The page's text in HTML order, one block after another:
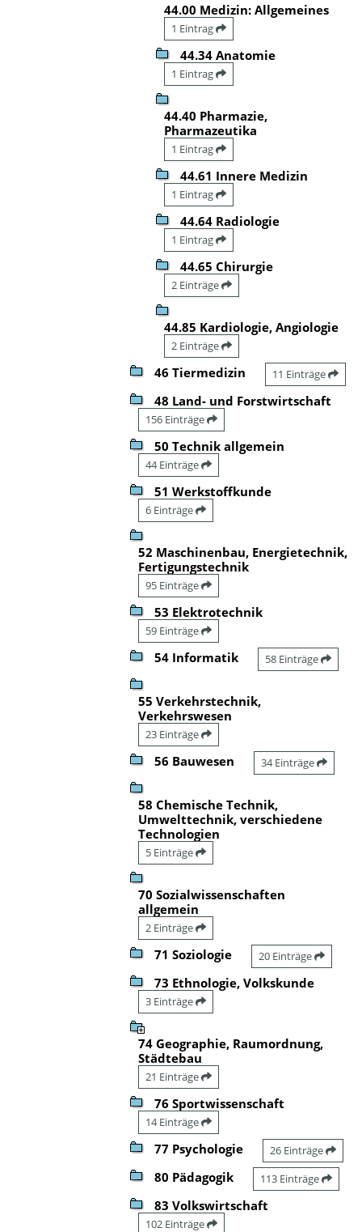
44.00 Medizin: Allgemeines
1 Eintrag
44.34 Anatomie
1 Eintrag
44.40 Pharmazie,
Pharmazeutika
1 Eintrag
44.61 Innere Medizin
1 Eintrag
44.64 Radiologie
1 Eintrag
44.65 Chirurgie
2 Einträge
44.85 Kardiologie, Angiologie
2 Einträge
46 Tiermedizin 11 Einträge
48 Land- und Forstwirtschaft
156 Einträge
50 Technik allgemein
44 Einträge
51 Werkstoffkunde
6 Einträge
52 Maschinenbau, Energietechnik,
Fertigungstechnik
95 Einträge
53 Elektrotechnik
59 Einträge
54 Informatik 58 Einträge
55 Verkehrstechnik,
Verkehrswesen
23 Einträge
56 Bauwesen 34 Einträge
58 Chemische Technik,
Umwelttechnik, verschiedene
Technologien
5 Einträge
70 Sozialwissenschaften
allgemein
2 Einträge
71 Soziologie 20 Einträge
73 Ethnologie, Volkskunde
3 Einträge
74 Geographie, Raumordnung,
Städtebau
21 Einträge
76 Sportwissenschaft
14 Einträge
77 Psychologie 26 Einträge
80 Pädagogik 113 Einträge
83 Volkswirtschaft
102 Einträge